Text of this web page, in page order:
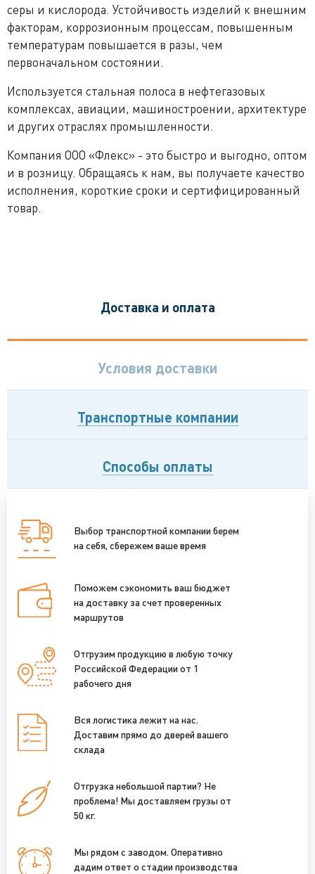
серы и кислорода. Устойчивость изделий к внешним
факторам, коррозионным процессам, повышенным
температурам повышается в разы, чем
первоначальном состоянии.
Используется стальная полоса в нефтегазовых
комплексах, авиации, машиностроении, архитектуре
и других отраслях промышленности.
Компания ООО «Флекс» - это быстро и выгодно, оптом
и в розницу. Обращаясь к нам, вы получаете качество
исполнения, короткие сроки и сертифицированный
товар.
Доставка и оплата
Условия доставки
Транспортные компании
Способы оплаты
Выбор транспортной компании берем
на себя, сбережем ваше время
Поможем сэкономить ваш бюджет
на доставку за счет проверенных
маршрутов
Отгрузим продукцию в любую точку
Российской Федерации от 1
рабочего дня
Вся логистика лежит на нас.
Доставим прямо до дверей вашего
склада
Отгрузка небольшой партии? Не
проблема! Мы доставляем грузы от
50 кг.
Мы рядом с заводом. Оперативно
дадим ответ о стадии производства